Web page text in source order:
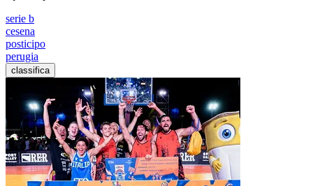
serie b
cesena
posticipo
perugia
classifica